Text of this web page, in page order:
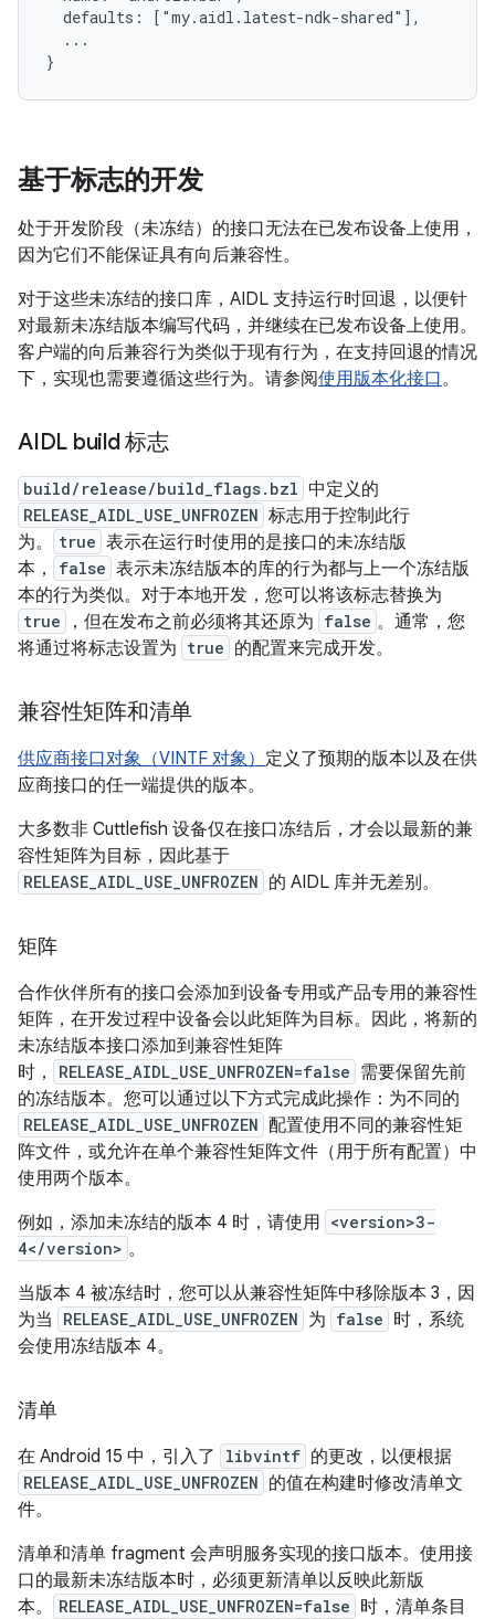
  defaults: ["my.aidl.latest-ndk-shared"],
  ...
基于标志的开发
处于开发阶段（未冻结）的接口无法在已发布设备上使用，
因为它们不能保证具有向后兼容性。
对于这些未冻结的接口库，AIDL 支持运行时回退，以便针
对最新未冻结版本编写代码，并继续在已发布设备上使用。
客户端的向后兼容行为类似于现有行为，在支持回退的情况
下，实现也需要遵循这些行为。请参阅使用版本化接口。
AIDL build 标志
build/release/build_flags.bzl 中定义的
RELEASE_AIDL_USE_UNFROZEN 标志用于控制此行
为。
true 表示在运行时使用的是接口的未冻结版
本，
false 表示未冻结版本的库的行为都与上一个冻结版
本的行为类似。对于本地开发，您可以将该标志替换为
true ，但在发布之前必须将其还原为 false 。通常，您
将通过将标志设置为 true 的配置来完成开发。
兼容性矩阵和清单
供应商接口对象（VINTF 对象） 定义了预期的版本以及在供
应商接口的任一端提供的版本。
大多数非 Cuttlefish 设备仅在接口冻结后，才会以最新的兼
容性矩阵为目标，因此基于
RELEASE_AIDL_USE_UNFROZEN 的 AIDL 库并无差别。
矩阵
合作伙伴所有的接口会添加到设备专用或产品专用的兼容性
矩阵，在开发过程中设备会以此矩阵为目标。因此，将新的
未冻结版本接口添加到兼容性矩阵
时，
RELEASE_AIDL_USE_UNFROZEN=false 需要保留先前
的冻结版本。您可以通过以下方式完成此操作：为不同的
RELEASE_AIDL_USE_UNFROZEN 配置使用不同的兼容性矩
阵文件，或允许在单个兼容性矩阵文件（用于所有配置）中
使用两个版本。
例如，添加未冻结的版本 4 时，请使用 <version>3-
4</version> 。
当版本 4 被冻结时，您可以从兼容性矩阵中移除版本 3，因
为当
RELEASE_AIDL_USE_UNFROZEN 为 false 时，系统
会使用冻结版本 4。
清单
在 Android 15 中，引入了 libvintf 的更改，以便根据
RELEASE_AIDL_USE_UNFROZEN 的值在构建时修改清单文
件。
清单和清单 fragment 会声明服务实现的接口版本。使用接
口的最新未冻结版本时，必须更新清单以反映此新版
本。
RELEASE_AIDL_USE_UNFROZEN=false 时，清单条目